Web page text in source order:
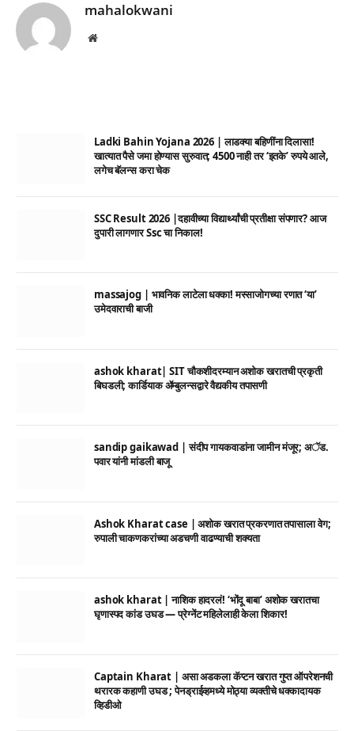
mahalokwani
Website
Ladki Bahin Yojana 2026 | लाडक्या बहिणींना दिलासा!
खात्यात पैसे जमा होण्यास सुरुवात; 4500 नाही तर ‘इतके’ रुपये आले,
लगेच बॅलन्स करा चेक
SSC Result 2026 |दहावीच्या विद्यार्थ्यांची प्रतीक्षा संपणार? आज
दुपारी लागणार Ssc चा निकाल!
massajog | भावनिक लाटेला धक्का! मस्साजोगच्या रणात ‘या’
उमेदवाराची बाजी
ashok kharat| SIT चौकशीदरम्यान अशोक खरातची प्रकृती
बिघडली; कार्डियाक ॲम्बुलन्सद्वारे वैद्यकीय तपासणी
sandip gaikawad | संदीप गायकवाडांना जामीन मंजूर; अॅड.
पवार यांनी मांडली बाजू
Ashok Kharat case | अशोक खरात प्रकरणात तपासाला वेग;
रुपाली चाकणकरांच्या अडचणी वाढण्याची शक्यता
ashok kharat | नाशिक हादरलं! ‘भोंदू बाबा’ अशोक खरातचा
घृणास्पद कांड उघड — प्रेग्नेंट महिलेलाही केला शिकार!
Captain Kharat | असा अडकला कॅप्टन खरात गुप्त ऑपरेशनची
थरारक कहाणी उघड ; पेनड्राईव्हमध्ये मोठ्या व्यक्तीचे धक्कादायक
व्हिडीओ